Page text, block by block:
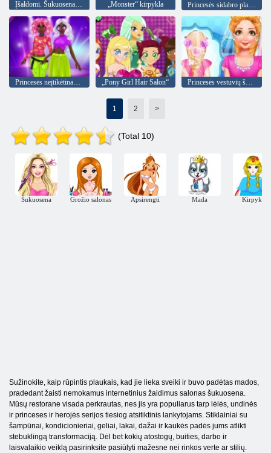
„Monster“ kirpykla Princesės sidabro plaukai
„Pony Girl Hair Salon“
1 2 >
(Total 10)
Šukuosena Grožio salonas Apsirengti Mada Kirpykla
Sužinokite, kaip rūpintis plaukais, kad jie lieka sveiki ir buvo padėtas mados,
pradedant žaisti nemokamus internetinius žaidimus salonas šukuosena.
Mūsų restorane visada perkrautas, nes jis yra populiarus tarp lėlės, undinės
ir princeses ir herojės serijos tiesiog atsitiktinis lankytojams. Stiklainiai su
šampūnai, kondicionieriai, geliai, lakai, dažai ir kaukės padės jums atlikti
stebuklingą transformaciją. Dėl bet kokių atostogų, buities, darbo ir
laisvalaikio veiklą pasirinksite pasiūlyti mažesne nei rinkos verte ar stilių.